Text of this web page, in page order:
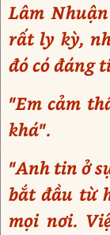
Lâm
rất ly kỳ,
đó có đáng
"Em cảm
khá".
"Anh tin ở
bắt đầu từ
mọi nơi.